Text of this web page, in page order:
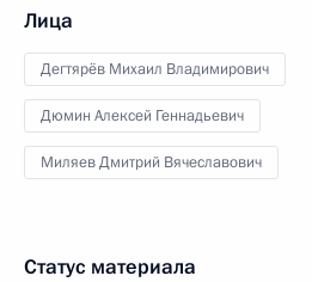
Лица
Дегтярёв Михаил Владимирович
Дюмин Алексей Геннадьевич
Миляев Дмитрий Вячеславович
Статус материала